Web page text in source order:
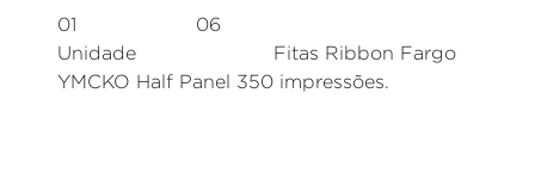
01 06
Unidade Fitas Ribbon Fargo
YMCKO Half Panel 350 impressões.